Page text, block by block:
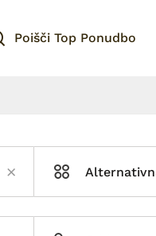
Poišči Top Ponudbo